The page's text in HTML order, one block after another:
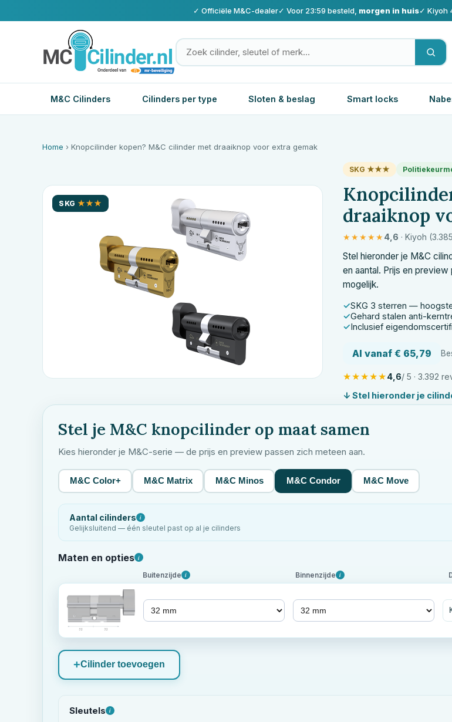
✓ Officiële M&C-dealer✓ Voor 23:59 besteld, morgen in huis✓ Kiyoh
M&C Cilinders Cilinders per type Sloten & beslag Smart locks
Home › Knopcilinder kopen? M&C cilinder met draaiknop voor extra gemak
SKG ★★★
SKG ★★★
draaiknop
★★★★★4,6 · Kiyoh
Stel hieronder je M&C
en aantal. Prijs en
mogelijk.
SKG 3 sterren —
Gehard stalen anti-
Inclusief
Al vanaf € 65,79
★★★★★4,6/ 5 · 3.392
↓ Stel hieronder je
Stel je M&C knopcilinder op maat samen
Kies hieronder je M&C-serie — de prijs en preview passen zich meteen aan.
M&C Color+ M&C Matrix M&C Minos M&C Condor M&C Move
Aantal cilinders i
Gelijksluitend — één sleutel past op al je cilinders
Maten en opties i
Buitenzijde i Binnenzijde i
32 32
Cilinder toevoegen
Sleutels i